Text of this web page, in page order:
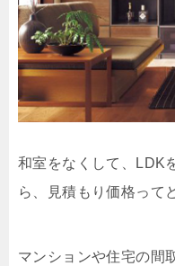
和室をなくして、LDK
ら、見積もり価格って
マンションや住宅の間